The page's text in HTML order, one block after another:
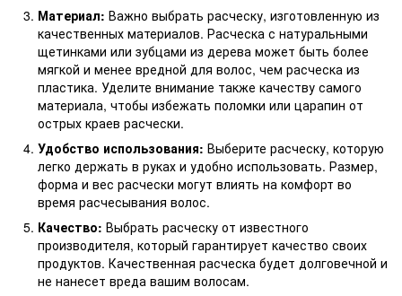
Материал: Важно выбрать расческу, изготовленную из
качественных материалов. Расческа с натуральными
щетинками или зубцами из дерева может быть более
мягкой и менее вредной для волос, чем расческа из
пластика. Уделите внимание также качеству самого
материала, чтобы избежать поломки или царапин от
острых краев расчески.
Удобство использования: Выберите расческу, которую
легко держать в руках и удобно использовать. Размер,
форма и вес расчески могут влиять на комфорт во
время расчесывания волос.
Качество: Выбрать расческу от известного
производителя, который гарантирует качество своих
продуктов. Качественная расческа будет долговечной и
не нанесет вреда вашим волосам.